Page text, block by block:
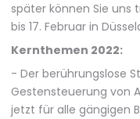
später können Sie uns
bis 17. Februar in
Kernthemen 2022:
- Der berührungslose
Gestensteuerung von
jetzt für alle gängigen